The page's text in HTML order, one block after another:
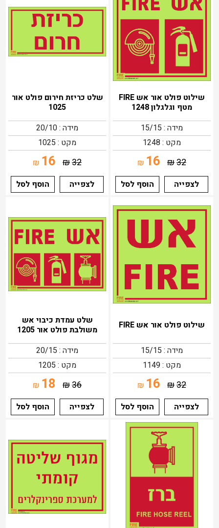
שילוט פולט אור אש FIRE
מטף וגלגלון 1248
מידה : 15/15
מקט : 1248
32
₪
16
₪
לצפייה
הוסף לסל
שלט כריזת חירום פולט אור
1025
מידה : 20/10
מקט : 1025
32
₪
16
₪
לצפייה
הוסף לסל
שילוט פולט אור אש FIRE
מידה : 15/15
מקט : 1149
32
₪
16
₪
לצפייה
הוסף לסל
שלט עמדת כיבוי אש
משולבת פולט אור 1205
מידה : 20/15
מקט : 1205
36
₪
18
₪
לצפייה
הוסף לסל